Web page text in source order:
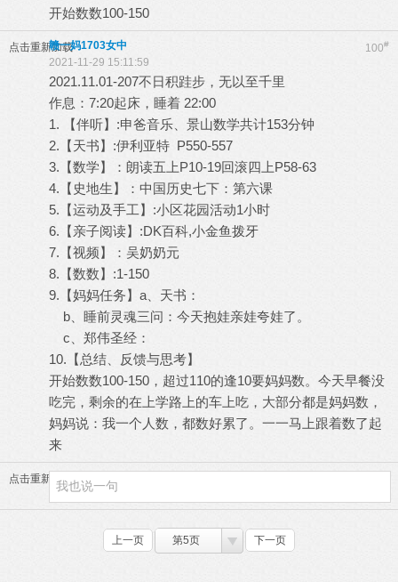
开始数数100-150
点击重新加载 100#
赣一妈1703女中
2021-11-29 15:11:59
2021.11.01-207不日积跬步，无以至千里
作息：7:20起床，睡着 22:00
1. 【伴听】:申爸音乐、景山数学共计153分钟
2.【天书】:伊利亚特 P550-557
3.【数学】：朗读五上P10-19回滚四上P58-63
4.【史地生】：中国历史七下：第六课
5.【运动及手工】:小区花园活动1小时
6.【亲子阅读】:DK百科,小金鱼拨牙
7.【视频】：吴奶奶元
8.【数数】:1-150
9.【妈妈任务】a、天书：
b、睡前灵魂三问：今天抱娃亲娃夸娃了。
c、郑伟圣经：
10.【总结、反馈与思考】
开始数数100-150，超过110的逢10要妈妈数。今天早餐没
吃完，剩余的在上学路上的车上吃，大部分都是妈妈数，
妈妈说：我一个人数，都数好累了。一一马上跟着数了起
来
点击重新加载
上一页 第5页 下一页